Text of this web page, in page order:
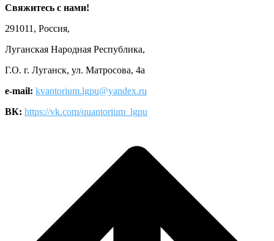
Свяжитесь с нами!
291011, Россия,
Луганская Народная Республика,
Г.О. г. Луганск, ул. Матросова, 4а
e-mail: kvantorium.lgpu@yandex.ru
ВК: https://vk.com/quantorium_lgpu